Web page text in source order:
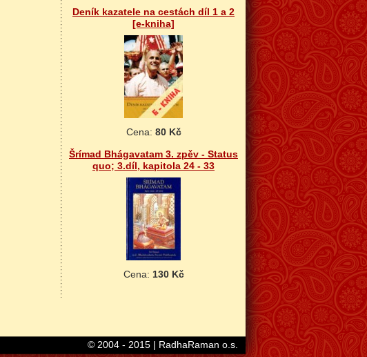
Deník kazatele na cestách díl 1 a 2
[e-kniha]
Cena: 80 Kč
Šrímad Bhágavatam 3. zpěv - Status
quo; 3.díl, kapitola 24 - 33
Cena: 130 Kč
© 2004 - 2015 | RadhaRaman o.s.